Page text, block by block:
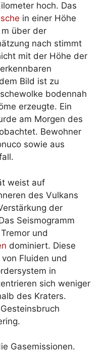
hoch. Das
in einer Höhe
über der
nach stimmt
mit der Höhe der
erkennbaren
Bild ist zu
bodennah
erzeugte. Ein
am Morgen des
Bewohner
sowie aus
weist auf
des Vulkans
der
Seismogramm
und
dominiert. Diese
Fluiden und
in
sich weniger
des Kraters.
Gasemissionen.